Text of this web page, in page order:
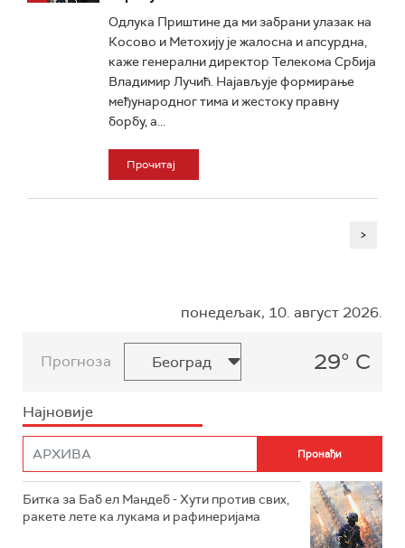
Одлука Приштине да ми забрани улазак на
Косово и Метохију је жалосна и апсурдна,
каже генерални директор Телекома Србија
Владимир Лучић. Најављује формирање
међународног тима и жестоку правну
борбу, а...
Прочитај
>
понедељак, 10. август 2026.
Прогноза 29° C
Најновије
Битка за Баб ел Мандеб - Хути против свих,
ракете лете ка лукама и рафинеријама